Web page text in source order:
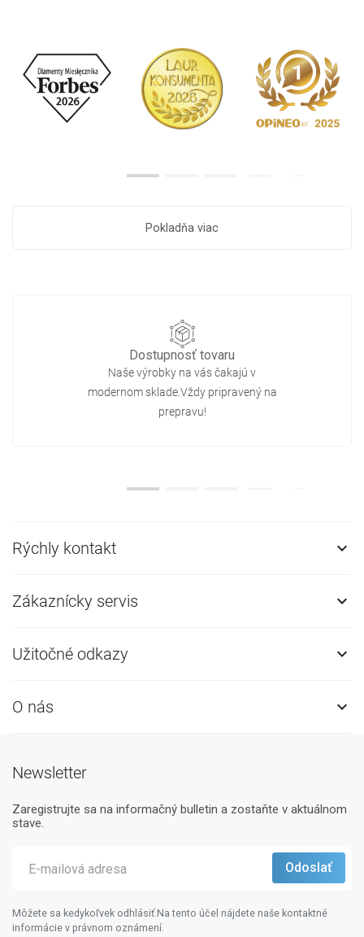
Pokladňa viac
Dostupnosť tovaru
Naše výrobky na vás čakajú v
modernom sklade.Vždy pripravený na
prepravu!
Rýchly kontakt 
Zákaznícky servis 
Užitočné odkazy 
O nás 
Newsletter
Zaregistrujte sa na informačný bulletin a zostaňte v aktuálnom
stave.
Môžete sa kedykoľvek odhlásiť.Na tento účel nájdete naše kontaktné
informácie v právnom oznámení.